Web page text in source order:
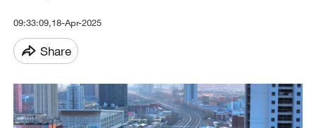
09:33:09,18-Apr-2025
Share